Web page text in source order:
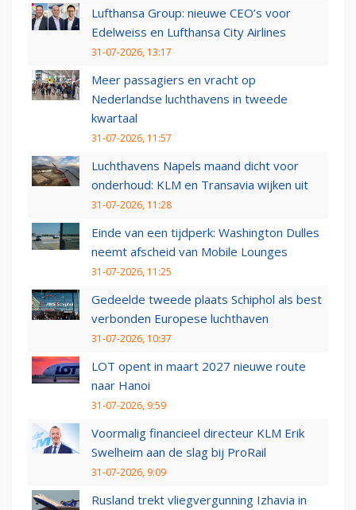
Lufthansa Group: nieuwe CEO’s voor
Edelweiss en Lufthansa City Airlines
31-07-2026, 13:17
Meer passagiers en vracht op
Nederlandse luchthavens in tweede
kwartaal
31-07-2026, 11:57
Luchthavens Napels maand dicht voor
onderhoud: KLM en Transavia wijken uit
31-07-2026, 11:28
Einde van een tijdperk: Washington Dulles
neemt afscheid van Mobile Lounges
31-07-2026, 11:25
Gedeelde tweede plaats Schiphol als best
verbonden Europese luchthaven
31-07-2026, 10:37
LOT opent in maart 2027 nieuwe route
naar Hanoi
31-07-2026, 9:59
Voormalig financieel directeur KLM Erik
Swelheim aan de slag bij ProRail
31-07-2026, 9:09
Rusland trekt vliegvergunning Izhavia in